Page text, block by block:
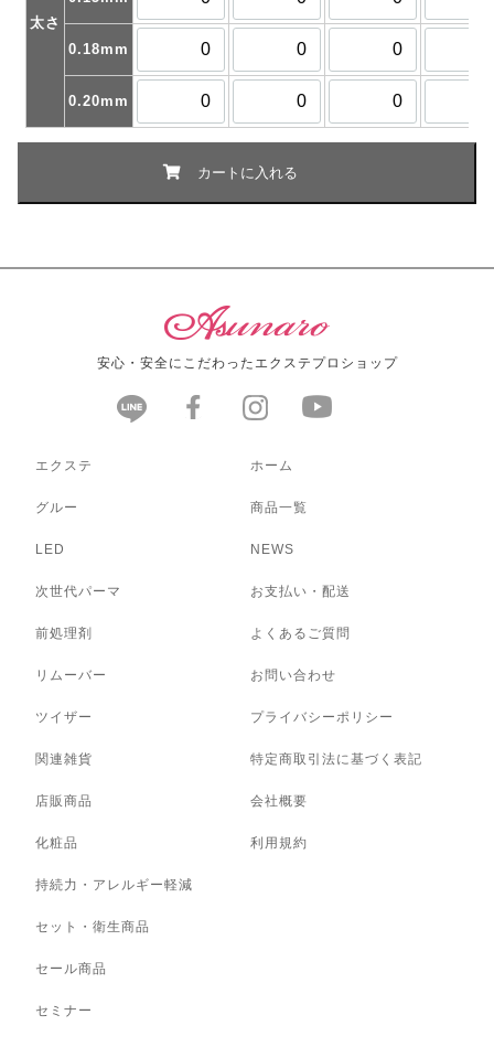
太さ
0.18mm
0.20mm
安心・安全にこだわったエクステプロショップ
エクステ
グルー
LED
次世代パーマ
前処理剤
リムーバー
ツイザー
関連雑貨
店販商品
化粧品
持続力・アレルギー軽減
セット・衛生商品
セール商品
セミナー
ホーム
商品一覧
NEWS
お支払い・配送
よくあるご質問
お問い合わせ
プライバシーポリシー
特定商取引法に基づく表記
会社概要
利用規約